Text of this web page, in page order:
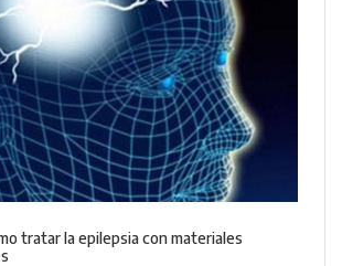
tratar la epilepsia con materiales